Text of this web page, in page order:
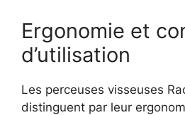
Ergonomie et
d’utilisation
Les perceuses visseuses
distinguent par leur